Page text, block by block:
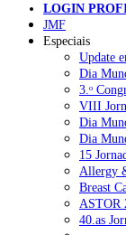
LOGIN
JMF
Especiais
Update
Dia
3.ᵒ
VIII
Dia
Dia
15
Allergy
Breast
ASTOR
40.as